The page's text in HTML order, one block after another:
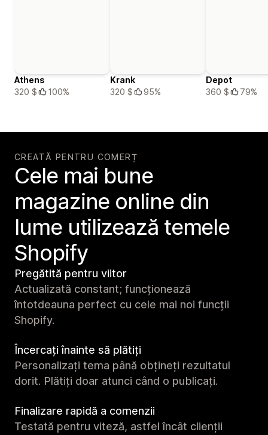
Athens
320 $
100%
Krank
320 $
95%
Depot
360 $
79%
CREATĂ PENTRU COMERȚ
Cele mai bune
magazine online din
lume utilizează temele
Shopify
Pregătită pentru viitor
Actualizată constant; funcționează
întotdeauna perfect cu cele mai noi funcții
Shopify.
Încercați înainte să plătiți
Personalizați tema până obțineți rezultatul
dorit. Plătiți doar atunci când o publicați.
Finalizare rapidă a comenzii
Testată pentru viteză, astfel încât clienții